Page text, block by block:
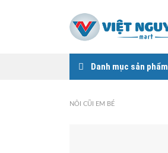
Danh mục sản phẩm
NÔI CŨI EM BÉ